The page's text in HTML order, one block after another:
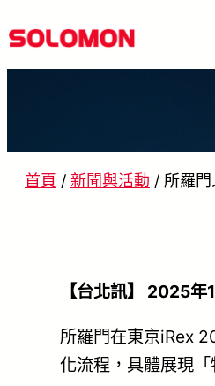
至
首頁 / 新聞與活動 / 所羅
【台北訊】 2025年
所羅門在東京iRex
化流程，具體展現